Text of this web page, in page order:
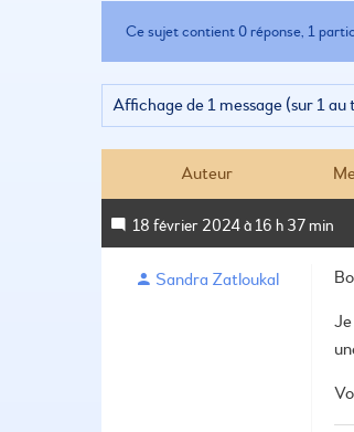
Ce sujet contient 0 réponse, 1
Affichage de 1 message (sur 1 au
Auteur
18 février 2024 à 16 h 37 min
Sandra Zatloukal